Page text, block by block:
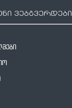
ვებგვერდები